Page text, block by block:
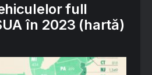
full
în 2023 (hartă)